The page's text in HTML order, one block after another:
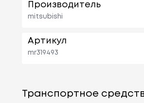
Производитель
mitsubishi
Артикул
mr319493
Транспортное